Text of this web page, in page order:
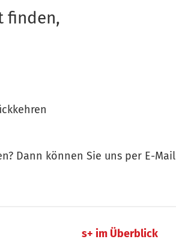
finden,
Dann können Sie uns per E-Mail
s+ im Überblick